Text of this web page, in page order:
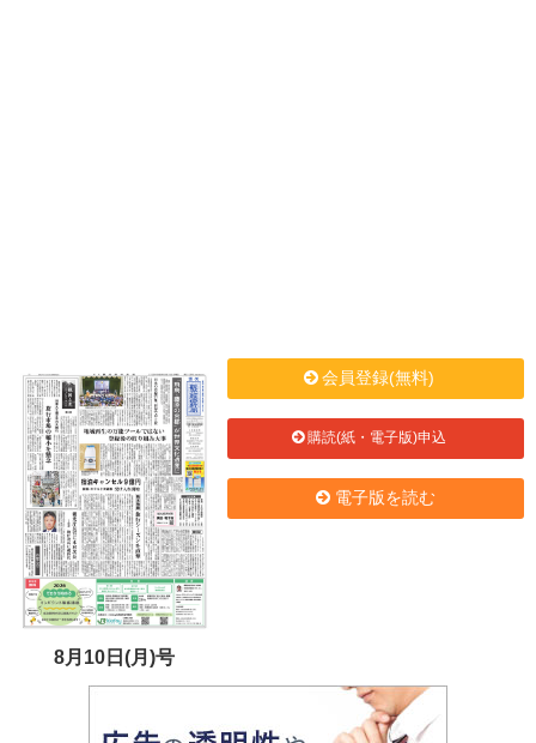
8月10日(月)号
会員登録(無料)
購読(紙・電子版)申込
電子版を読む